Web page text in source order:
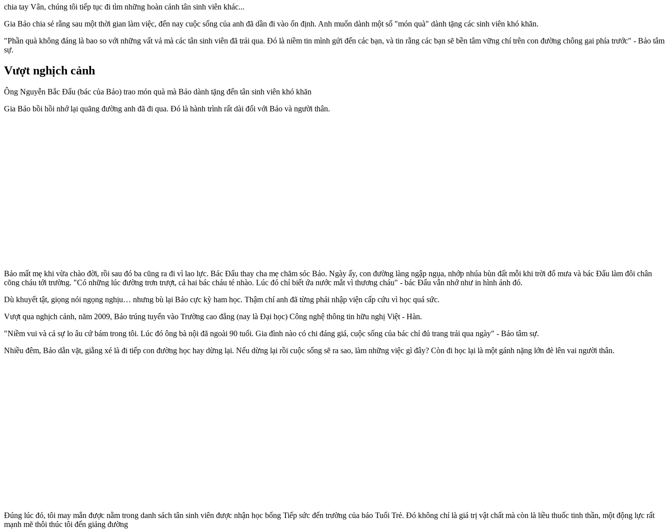
chia tay Vân, chúng tôi tiếp tục đi tìm những hoàn cảnh tân sinh viên khác...
Gia Bảo chia sẻ rằng sau một thời gian làm việc, đến nay cuộc sống của anh đã dần đi vào ổn định. Anh muốn dành một số "món quà" dành tặng các sinh viên khó khăn.
"Phần quà không đáng là bao so với những vất vả mà các tân sinh viên đã trải qua. Đó là niềm tin mình gửi đến các bạn, và tin rằng các bạn sẽ bền tâm vững chí trên con đường chông gai phía trước" - Bảo tâm
sự.
Vượt nghịch cảnh
Ông Nguyễn Bắc Đẩu (bác của Bảo) trao món quà mà Bảo dành tặng đến tân sinh viên khó khăn
Gia Bảo bồi hồi nhớ lại quãng đường anh đã đi qua. Đó là hành trình rất dài đối với Bảo và người thân.
Bảo mất mẹ khi vừa chào đời, rồi sau đó ba cũng ra đi vì lao lực. Bác Đẩu thay cha mẹ chăm sóc Bảo. Ngày ấy, con đường làng ngập ngụa, nhớp nhúa bùn đất mỗi khi trời đổ mưa và bác Đẩu làm đôi chân
cõng cháu tới trường. "Có những lúc đường trơn trượt, cả hai bác cháu té nhào. Lúc đó chỉ biết ứa nước mắt vì thương cháu" - bác Đẩu vẫn nhớ như in hình ảnh đó.
Dù khuyết tật, giọng nói ngọng nghịu… nhưng bù lại Bảo cực kỳ ham học. Thậm chí anh đã từng phải nhập viện cấp cứu vì học quá sức.
Vượt qua nghịch cảnh, năm 2009, Bảo trúng tuyển vào Trường cao đẳng (nay là Đại học) Công nghệ thông tin hữu nghị Việt - Hàn.
"Niềm vui và cả sự lo âu cứ bám trong tôi. Lúc đó ông bà nội đã ngoài 90 tuổi. Gia đình nào có chi đáng giá, cuộc sống của bác chỉ đủ trang trải qua ngày" - Bảo tâm sự.
Nhiều đêm, Bảo dằn vặt, giằng xé là đi tiếp con đường học hay dừng lại. Nếu dừng lại rồi cuộc sống sẽ ra sao, làm những việc gì đây? Còn đi học lại là một gánh nặng lớn đè lên vai người thân.
Đúng lúc đó, tôi may mắn được nằm trong danh sách tân sinh viên được nhận học bổng Tiếp sức đến trường của báo Tuổi Trẻ. Đó không chỉ là giá trị vật chất mà còn là liều thuốc tinh thần, một động lực rất
mạnh mẽ thôi thúc tôi đến giảng đường